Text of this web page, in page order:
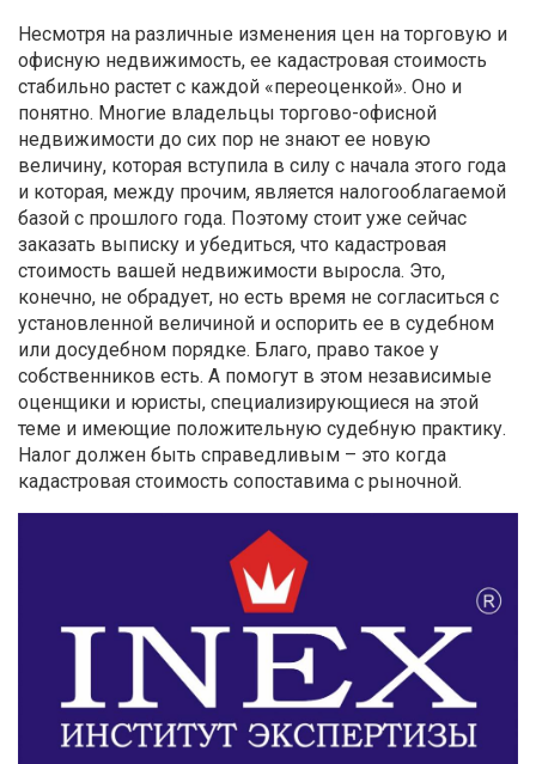
Несмотря на различные изменения цен на торговую и
офисную недвижимость, ее кадастровая стоимость
стабильно растет с каждой «переоценкой». Оно и
понятно. Многие владельцы торгово-офисной
недвижимости до сих пор не знают ее новую
величину, которая вступила в силу с начала этого года
и которая, между прочим, является налогооблагаемой
базой с прошлого года. Поэтому стоит уже сейчас
заказать выписку и убедиться, что кадастровая
стоимость вашей недвижимости выросла. Это,
конечно, не обрадует, но есть время не согласиться с
установленной величиной и оспорить ее в судебном
или досудебном порядке. Благо, право такое у
собственников есть. А помогут в этом независимые
оценщики и юристы, специализирующиеся на этой
теме и имеющие положительную судебную практику.
Налог должен быть справедливым – это когда
кадастровая стоимость сопоставима с рыночной.